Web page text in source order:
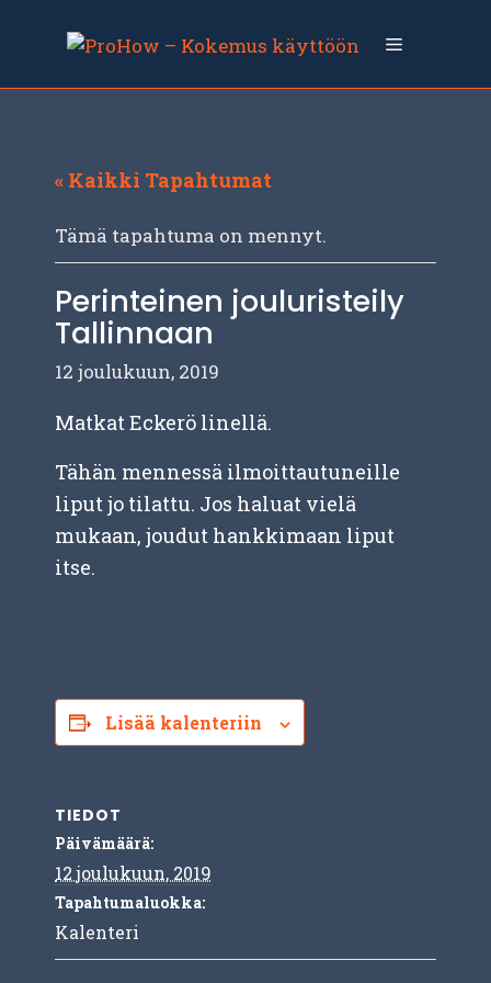
sisältöön
Valikko
« Kaikki Tapahtumat
Tämä tapahtuma on mennyt.
Perinteinen jouluristeily
Tallinnaan
12 joulukuun, 2019
Matkat Eckerö linellä.
Tähän mennessä ilmoittautuneille
liput jo tilattu. Jos haluat vielä
mukaan, joudut hankkimaan liput
itse.
Lisää kalenteriin
TIEDOT
Päivämäärä:
12 joulukuun, 2019
Tapahtumaluokka:
Kalenteri